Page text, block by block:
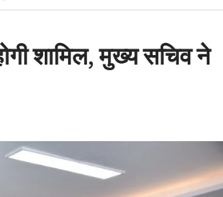
शामिल, मुख्य सचिव ने